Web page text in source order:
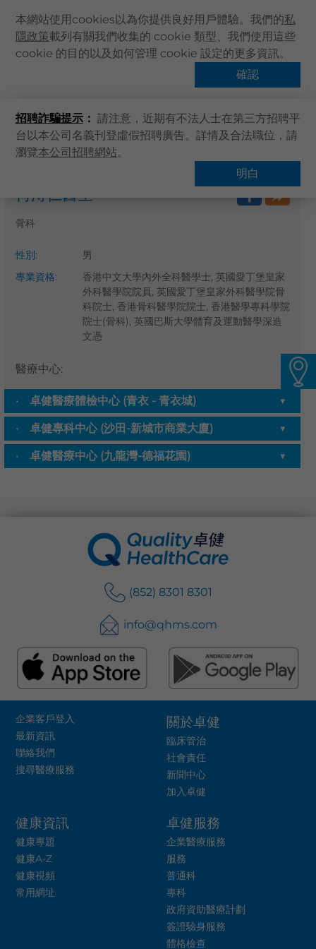
本網站使用cookies以為你提供良好用戶體驗。我們的私
隱政策載列有關我們收集的 cookie 類型、我們使用這些
cookie 的目的以及如何管理 cookie 設定的更多資訊。
確認
招聘詐騙提示： 請注意，近期有不法人士在第三方招聘平
台以本公司名義刊登虛假招聘廣告。詳情及合法職位，請
瀏覽本公司招聘網站。
明白
主頁
卓健服務
卓健手機App
最新資訊
主頁 搜尋醫療服務
何溥仁醫生
骨科
性別:
男
專業資格:
香港中文大學內外全科醫學士, 英國愛丁堡皇家
外科醫學院院員, 英國愛丁堡皇家外科醫學院骨
科院士, 香港骨科醫學院院士, 香港醫學專科學院
院士(骨科), 英國巴斯大學體育及運動醫學深造
醫療中心:
卓健醫療體檢中心 (青衣 - 青衣城) ▼
卓健專科中心 (沙田-新城市商業大廈) ▼
卓健醫療中心 (九龍灣-德福花園) ▼
(852) 8301 8301
info@qhms.com
企業客戶登入
最新資訊
聯絡我們
搜尋醫療服務
關於卓健
臨床管治
社會責任
新聞中心
加入卓健
健康資訊
健康專題
健康A-Z
健康視頻
常用網址
卓健服務
企業醫療服務
服務
普通科
專科
政府資助醫療計劃
簽證驗身服務
體格檢查